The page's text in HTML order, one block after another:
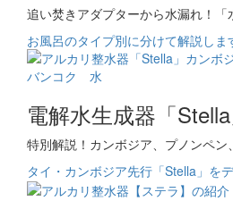
追い焚きアダプターから水漏れ！「
お風呂のタイプ別に分けて解説しま
電解水生成器「
特別解説！カンボジア、プノンペ
タイ・カンボジア先行「Stella」を